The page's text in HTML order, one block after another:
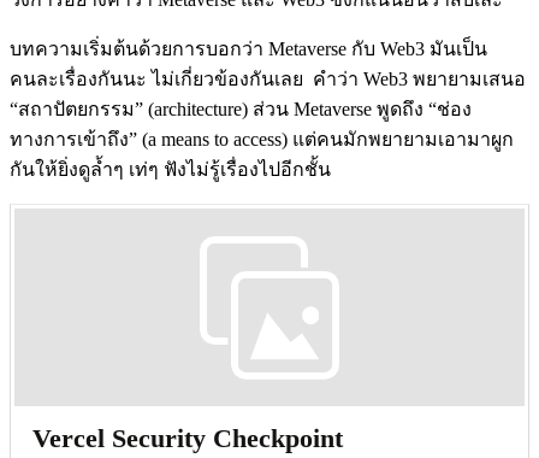
บทความเริ่มต้นด้วยการบอกว่า Metaverse กับ Web3 มันเป็น
คนละเรื่องกันนะ ไม่เกี่ยวข้องกันเลย คำว่า Web3 พยายามเสนอ
“สถาปัตยกรรม” (architecture) ส่วน Metaverse พูดถึง “ช่อง
ทางการเข้าถึง” (a means to access) แต่คนมักพยายามเอามาผูก
กันให้ยิ่งดูล้ำๆ เท่ๆ ฟังไม่รู้เรื่องไปอีกชั้น
Vercel Security Checkpoint